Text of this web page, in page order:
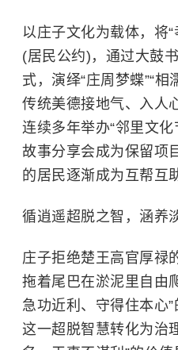
以庄子文化为载体，将
(居民公约)，通过大鼓
式，演绎“庄周梦蝶”“
传统美德接地气、入人
连续多年举办“邻里文
故事分享会成为保留项
的居民逐渐成为互帮互
循逍遥超脱之智，涵养
庄子拒绝楚王高官厚禄
拖着尾巴在淤泥里自由
急功近利、守得住本心
这一超脱智慧转化为治